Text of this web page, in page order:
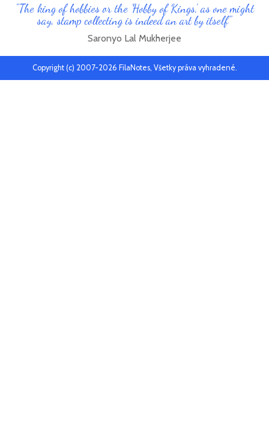
"The king of hobbies or the 'Hobby of Kings', as one might
say, stamp collecting is indeed an art by itself"
Saronyo Lal Mukherjee
Copyright (c) 2007-2026 FilaNotes, Všetky práva vyhradené.